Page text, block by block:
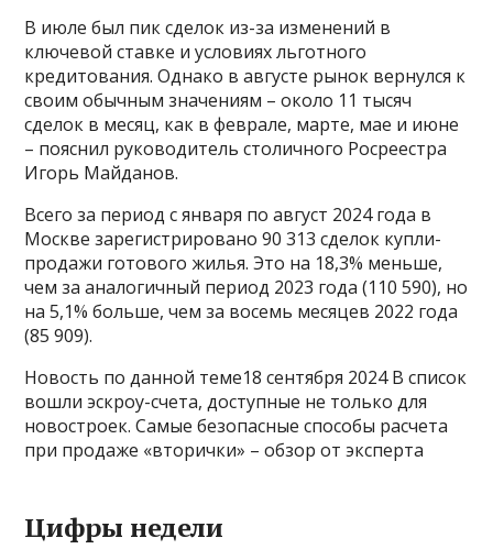
В июле был пик сделок из-за изменений в
ключевой ставке и условиях льготного
кредитования. Однако в августе рынок вернулся к
своим обычным значениям – около 11 тысяч
сделок в месяц, как в феврале, марте, мае и июне
– пояснил руководитель столичного Росреестра
Игорь Майданов.
Всего за период с января по август 2024 года в
Москве зарегистрировано 90 313 сделок купли-
продажи готового жилья. Это на 18,3% меньше,
чем за аналогичный период 2023 года (110 590), но
на 5,1% больше, чем за восемь месяцев 2022 года
(85 909).
Новость по данной теме18 сентября 2024 В список
вошли эскроу-счета, доступные не только для
новостроек. Самые безопасные способы расчета
при продаже «вторички» – обзор от эксперта
Цифры недели